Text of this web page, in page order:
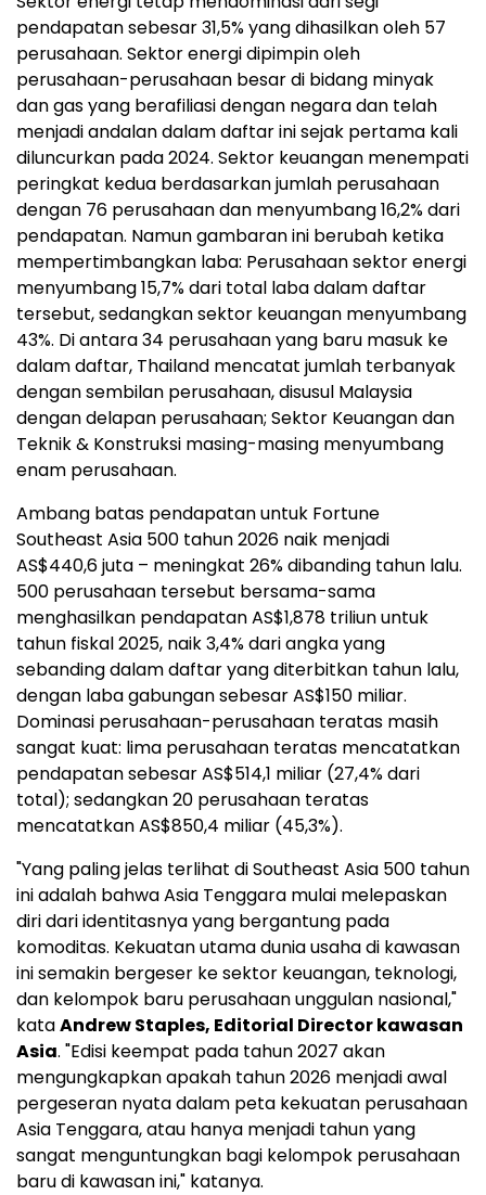
pendapatan sebesar 31,5% yang dihasilkan oleh 57
perusahaan. Sektor energi dipimpin oleh
perusahaan-perusahaan besar di bidang minyak
dan gas yang berafiliasi dengan negara dan telah
menjadi andalan dalam daftar ini sejak pertama kali
diluncurkan pada 2024. Sektor keuangan menempati
peringkat kedua berdasarkan jumlah perusahaan
dengan 76 perusahaan dan menyumbang 16,2% dari
pendapatan. Namun gambaran ini berubah ketika
mempertimbangkan laba: Perusahaan sektor energi
menyumbang 15,7% dari total laba dalam daftar
tersebut, sedangkan sektor keuangan menyumbang
43%. Di antara 34 perusahaan yang baru masuk ke
dalam daftar, Thailand mencatat jumlah terbanyak
dengan sembilan perusahaan, disusul Malaysia
dengan delapan perusahaan; Sektor Keuangan dan
Teknik & Konstruksi masing-masing menyumbang
enam perusahaan.
Ambang batas pendapatan untuk Fortune
Southeast Asia 500 tahun 2026 naik menjadi
AS$440,6 juta – meningkat 26% dibanding tahun lalu.
500 perusahaan tersebut bersama-sama
menghasilkan pendapatan AS$1,878 triliun untuk
tahun fiskal 2025, naik 3,4% dari angka yang
sebanding dalam daftar yang diterbitkan tahun lalu,
dengan laba gabungan sebesar AS$150 miliar.
Dominasi perusahaan-perusahaan teratas masih
sangat kuat: lima perusahaan teratas mencatatkan
pendapatan sebesar AS$514,1 miliar (27,4% dari
total); sedangkan 20 perusahaan teratas
mencatatkan AS$850,4 miliar (45,3%).
"Yang paling jelas terlihat di Southeast Asia 500 tahun
ini adalah bahwa Asia Tenggara mulai melepaskan
diri dari identitasnya yang bergantung pada
komoditas. Kekuatan utama dunia usaha di kawasan
ini semakin bergeser ke sektor keuangan, teknologi,
dan kelompok baru perusahaan unggulan nasional,"
kataAndrew Staples, Editorial Director kawasan
Asia. "Edisi keempat pada tahun 2027 akan
mengungkapkan apakah tahun 2026 menjadi awal
pergeseran nyata dalam peta kekuatan perusahaan
Asia Tenggara, atau hanya menjadi tahun yang
sangat menguntungkan bagi kelompok perusahaan
baru di kawasan ini," katanya.